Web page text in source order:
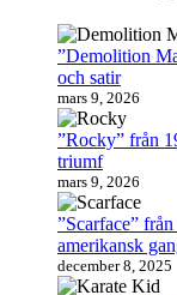
”Demolition
och satir
mars 9, 2026
”Rocky” från
triumf
mars 9, 2026
”Scarface”
amerikansk
december 8, 2025